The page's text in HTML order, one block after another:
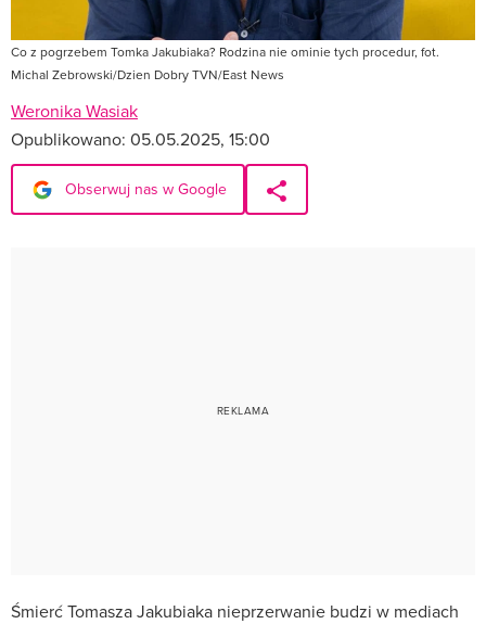
Co z pogrzebem Tomka Jakubiaka? Rodzina nie ominie tych procedur, fot.
Michal Zebrowski/Dzien Dobry TVN/East News
Weronika Wasiak
Opublikowano: 05.05.2025, 15:00
Obserwuj nas w Google
Śmierć Tomasza Jakubiaka nieprzerwanie budzi w mediach